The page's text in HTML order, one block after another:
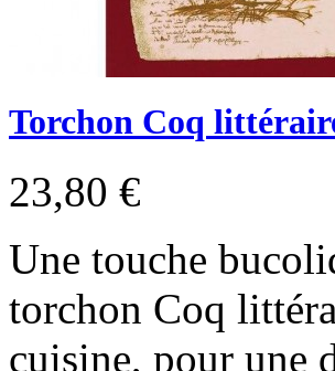
Torchon Coq
23,80 €
Une touche
torchon Coq
cuisine, pour une